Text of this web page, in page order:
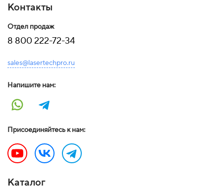
Контакты
Отдел продаж
8 800 222-72-34
sales@lasertechpro.ru
Напишите нам:
Присоединяйтесь к нам:
Каталог